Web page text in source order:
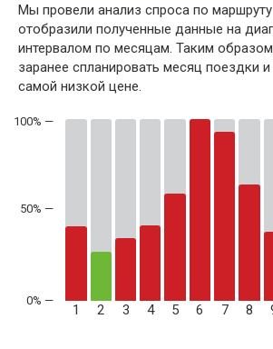
Мы провели анализ спроса по
отобразили полученные данные на
интервалом по месяцам. Таким
заранее спланировать месяц поездки и
самой низкой цене.
50% —
1 2 3 4 5 6 7 8